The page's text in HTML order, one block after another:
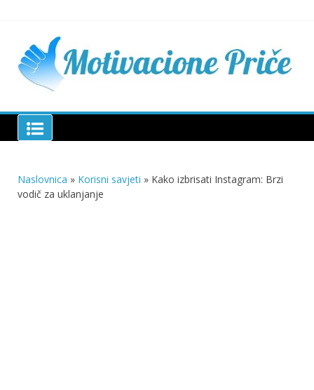
Motivacione Priče
Naslovnica » Korisni savjeti » Kako izbrisati Instagram: Brzi
vodič za uklanjanje